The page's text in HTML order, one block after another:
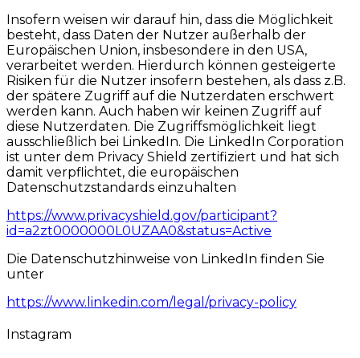
Insofern weisen wir darauf hin, dass die Möglichkeit
besteht, dass Daten der Nutzer außerhalb der
Europäischen Union, insbesondere in den USA,
verarbeitet werden. Hierdurch können gesteigerte
Risiken für die Nutzer insofern bestehen, als dass z.B.
der spätere Zugriff auf die Nutzerdaten erschwert
werden kann. Auch haben wir keinen Zugriff auf
diese Nutzerdaten. Die Zugriffsmöglichkeit liegt
ausschließlich bei LinkedIn. Die LinkedIn Corporation
ist unter dem Privacy Shield zertifiziert und hat sich
damit verpflichtet, die europäischen
Datenschutzstandards einzuhalten
https://www.privacyshield.gov/participant?
id=a2zt0000000L0UZAA0&status=Active
Die Datenschutzhinweise von LinkedIn finden Sie
unter
https://www.linkedin.com/legal/privacy-policy
Instagram